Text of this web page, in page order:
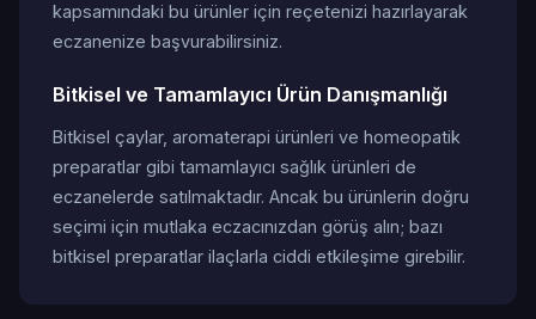
kapsamındaki bu ürünler için reçetenizi hazırlayarak
eczanenize başvurabilirsiniz.
Bitkisel ve Tamamlayıcı Ürün Danışmanlığı
Bitkisel çaylar, aromaterapi ürünleri ve homeopatik
preparatlar gibi tamamlayıcı sağlık ürünleri de
eczanelerde satılmaktadır. Ancak bu ürünlerin doğru
seçimi için mutlaka eczacınızdan görüş alın; bazı
bitkisel preparatlar ilaçlarla ciddi etkileşime girebilir.